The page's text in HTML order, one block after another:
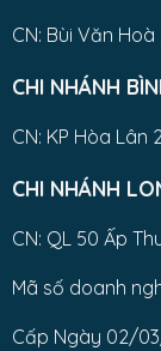
CN: Bùi Văn
CHI NHÁNH
CN: KP Hòa Lân
CHI NHÁNH
CN: QL 50 Ấp
Mã số doanh
Cấp Ngày 02/